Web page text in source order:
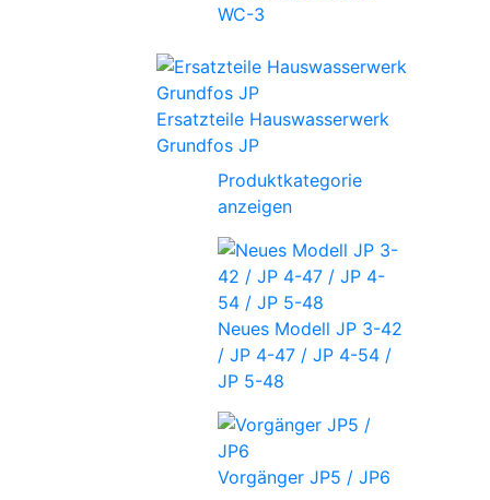
WC-3
Ersatzteile Hauswasserwerk
Grundfos JP
Produktkategorie
anzeigen
Neues Modell JP 3-42
/ JP 4-47 / JP 4-54 /
JP 5-48
Vorgänger JP5 / JP6